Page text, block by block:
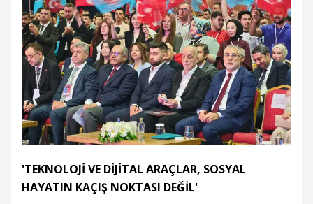
'TEKNOLOJİ VE DİJİTAL ARAÇLAR, SOSYAL
HAYATIN KAÇIŞ NOKTASI DEĞİL'